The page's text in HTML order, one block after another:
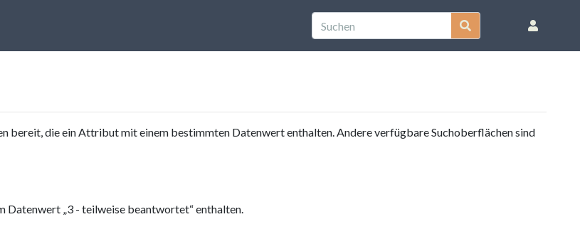
bereit, die ein Attribut mit einem bestimmten Datenwert enthalten. Andere verfügbare Suchoberflächen sind
Datenwert „3 - teilweise beantwortet“ enthalten.